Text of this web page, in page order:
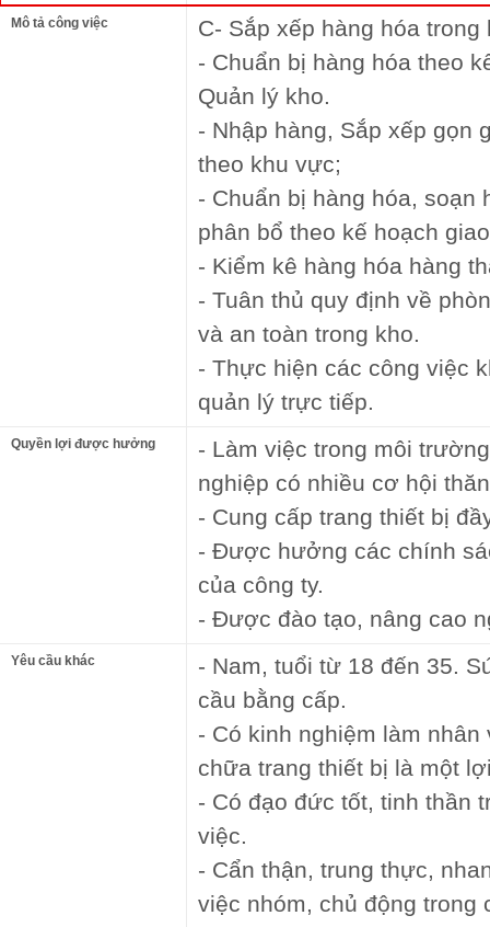
Mô tả công việc
C- Sắp xếp hàng hóa
- Chuẩn bị hàng hóa theo
Quản lý kho.
- Nhập hàng, Sắp xếp gọn
theo khu vực;
- Chuẩn bị hàng hóa, soạn
phân bổ theo kế hoạch
- Kiểm kê hàng hóa hàng
- Tuân thủ quy định về
và an toàn trong kho.
- Thực hiện các công việc
quản lý trực tiếp.
Quyền lợi được hưởng
- Làm việc trong môi
nghiệp có nhiều cơ hội
- Cung cấp trang thiết bị
- Được hưởng các chính
của công ty.
- Được đào tạo, nâng cao
Yêu cầu khác
- Nam, tuổi từ 18 đến 35.
cầu bằng cấp.
- Có kinh nghiệm làm
chữa trang thiết bị là một
- Có đạo đức tốt, tinh thần
việc.
- Cẩn thận, trung thực,
việc nhóm, chủ động trong